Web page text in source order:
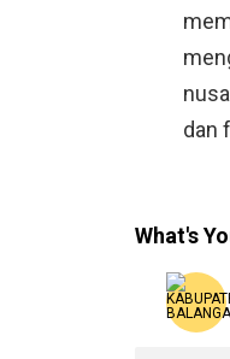
dan
What's